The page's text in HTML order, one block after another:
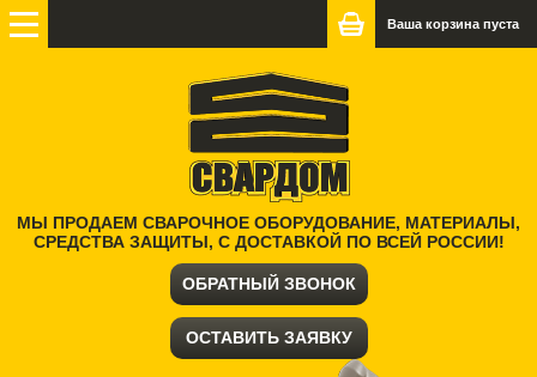
МЫ ПРОДАЕМ СВАРОЧНОЕ ОБОРУДОВАНИЕ, МАТЕРИАЛЫ,
СРЕДСТВА ЗАЩИТЫ, С ДОСТАВКОЙ ПО ВСЕЙ РОССИИ!
ОБРАТНЫЙ ЗВОНОК
ОСТАВИТЬ ЗАЯВКУ
Ваша корзина пуста